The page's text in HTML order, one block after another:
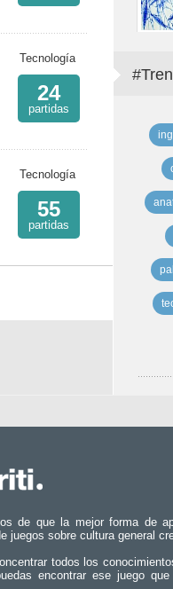
Tecnología
24
partidas
Tecnología
55
partidas
de que la mejor forma de
juegos sobre cultura general
todos los
encontrar ese juego